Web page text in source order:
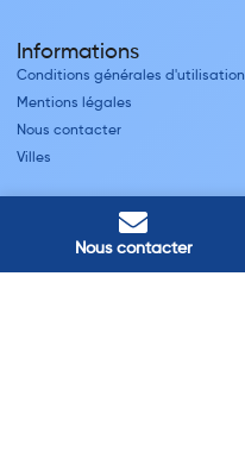
Nous contacter
Informations
Conditions générales d'utilisation
Mentions légales
Nous contacter
Villes
Nos adresses
Louviers